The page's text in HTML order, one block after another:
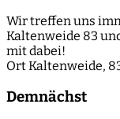
Wir treffen uns
Kaltenweide 83
mit dabei!
OrtKaltenweide,
Demnächst